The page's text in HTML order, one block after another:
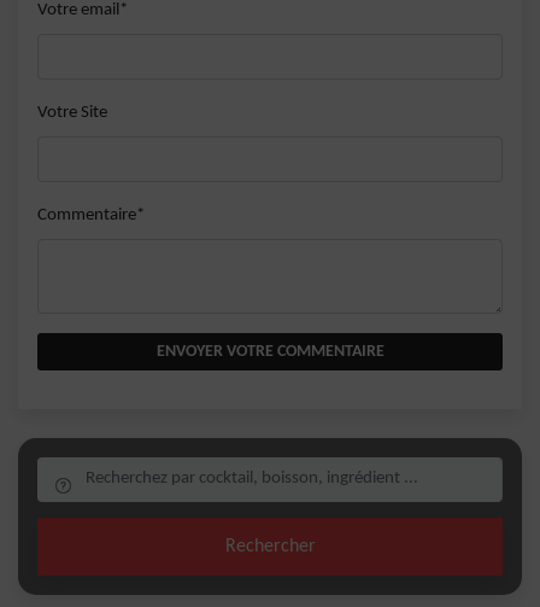
Votre email*
Votre Site
Commentaire*
ENVOYER VOTRE COMMENTAIRE
Rechercher